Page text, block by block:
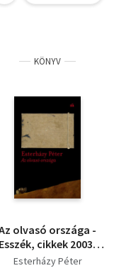
KÖNYV
olvasó országa -
Esszék, cikkek 2003-
2016
Esterházy Péter